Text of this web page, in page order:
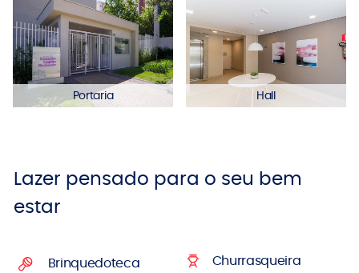
Portaria Hall
Lazer pensado para o seu bem
estar
Brinquedoteca Churrasqueira